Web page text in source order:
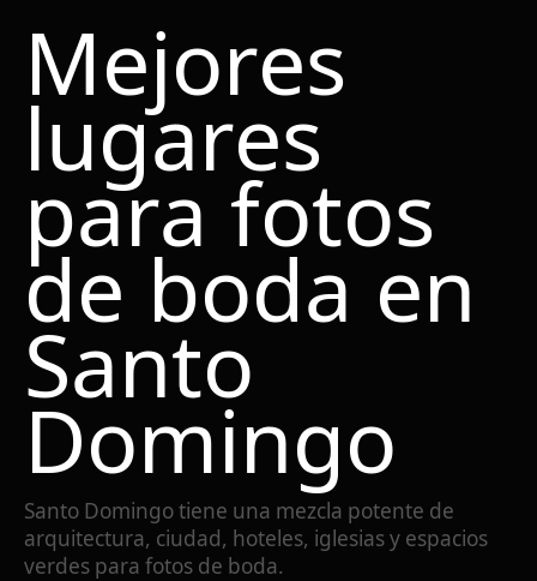
Mejores
lugares
para fotos
de boda en
Santo
Domingo
Santo Domingo tiene una mezcla potente de
arquitectura, ciudad, hoteles, iglesias y espacios
verdes para fotos de boda.